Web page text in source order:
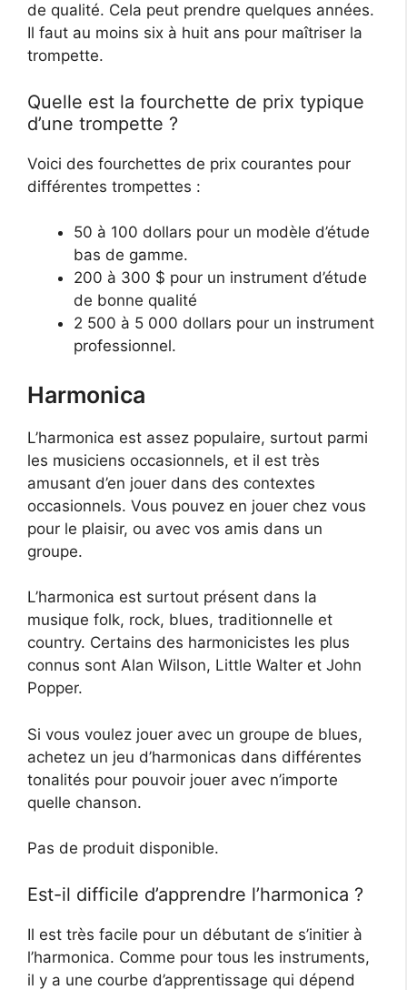
de qualité. Cela peut prendre quelques années.
Il faut au moins six à huit ans pour maîtriser la
trompette.
Quelle est la fourchette de prix typique
d’une trompette ?
Voici des fourchettes de prix courantes pour
différentes trompettes :
50 à 100 dollars pour un modèle d’étude
bas de gamme.
200 à 300 $ pour un instrument d’étude
de bonne qualité
2 500 à 5 000 dollars pour un instrument
professionnel.
Harmonica
L’harmonica est assez populaire, surtout parmi
les musiciens occasionnels, et il est très
amusant d’en jouer dans des contextes
occasionnels. Vous pouvez en jouer chez vous
pour le plaisir, ou avec vos amis dans un
groupe.
L’harmonica est surtout présent dans la
musique folk, rock, blues, traditionnelle et
country. Certains des harmonicistes les plus
connus sont Alan Wilson, Little Walter et John
Popper.
Si vous voulez jouer avec un groupe de blues,
achetez un jeu d’harmonicas dans différentes
tonalités pour pouvoir jouer avec n’importe
quelle chanson.
Pas de produit disponible.
Est-il difficile d’apprendre l’harmonica ?
Il est très facile pour un débutant de s’initier à
l’harmonica. Comme pour tous les instruments,
il y a une courbe d’apprentissage qui dépend